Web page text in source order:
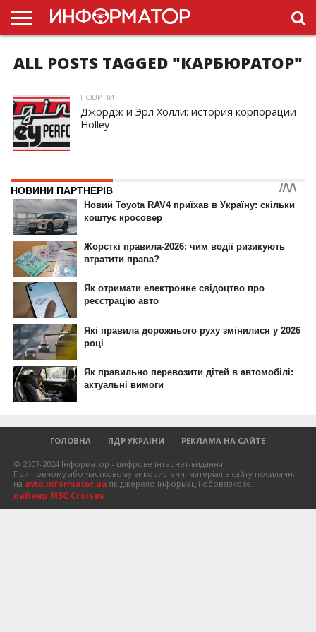
ГОЛОВНА
НОВИНИ
ПДР
УКРАЇНИ
РЕКЛАМА
ПРОЕКТЫ
ALL POSTS TAGGED "КАРБЮРАТОР"
ID, "post_views_count", true); if ( $post_views >= 1) { ?>
НОВИНИ
Джордж и Эрл Холли: история корпорации
Holley
ГОЛОВНА ПДР УКРАЇНИ РЕКЛАМА НА САЙТЕ
© 2007-2024 Інформатор - цифрове інтернет-видання.
При повному або частковому використанні матеріалів сайту посилання
на avto.informator.ua як джерело інформації обов'язкове.
лайнер MSC Cruises